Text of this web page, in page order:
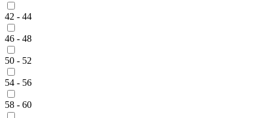
42 - 44
46 - 48
50 - 52
54 - 56
58 - 60